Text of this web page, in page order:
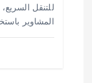
للتنقل
المشاوير